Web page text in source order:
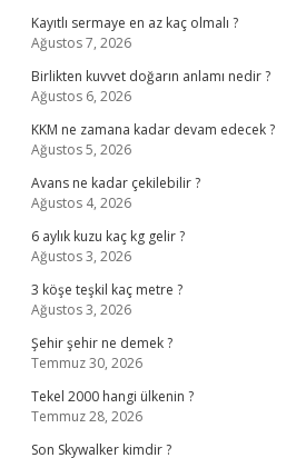
Kayıtlı sermaye en az kaç olmalı ?
Ağustos 7, 2026
Birlikten kuvvet doğarın anlamı nedir ?
Ağustos 6, 2026
KKM ne zamana kadar devam edecek ?
Ağustos 5, 2026
Avans ne kadar çekilebilir ?
Ağustos 4, 2026
6 aylık kuzu kaç kg gelir ?
Ağustos 3, 2026
3 köşe teşkil kaç metre ?
Ağustos 3, 2026
Şehir şehir ne demek ?
Temmuz 30, 2026
Tekel 2000 hangi ülkenin ?
Temmuz 28, 2026
Son Skywalker kimdir ?